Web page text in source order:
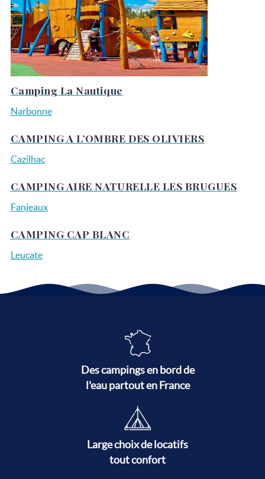
Camping La Nautique
Narbonne
CAMPING A L’OMBRE DES OLIVIERS
Cazilhac
CAMPING AIRE NATURELLE LES BRUGUES
Fanjeaux
CAMPING CAP BLANC
Leucate
Des campings en bord de
l'eau partout en France
Large choix de locatifs
tout confort